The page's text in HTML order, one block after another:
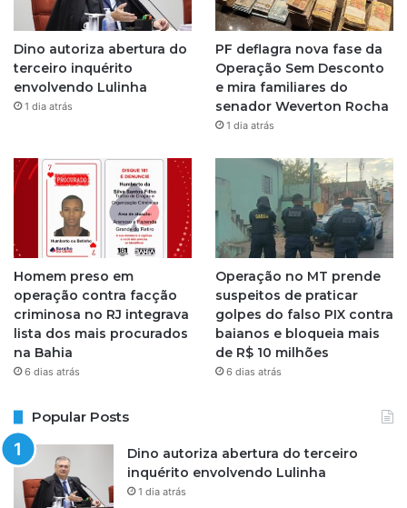
g
r
a
m
Dino autoriza abertura do
terceiro inquérito
envolvendo Lulinha
1 dia atrás
PF deflagra nova fase da
Operação Sem Desconto
e mira familiares do
senador Weverton Rocha
1 dia atrás
Homem preso em
operação contra facção
criminosa no RJ integrava
lista dos mais procurados
na Bahia
6 dias atrás
Operação no MT prende
suspeitos de praticar
golpes do falso PIX contra
baianos e bloqueia mais
de R$ 10 milhões
6 dias atrás
Popular Posts
Dino autoriza abertura do terceiro
inquérito envolvendo Lulinha
1 dia atrás